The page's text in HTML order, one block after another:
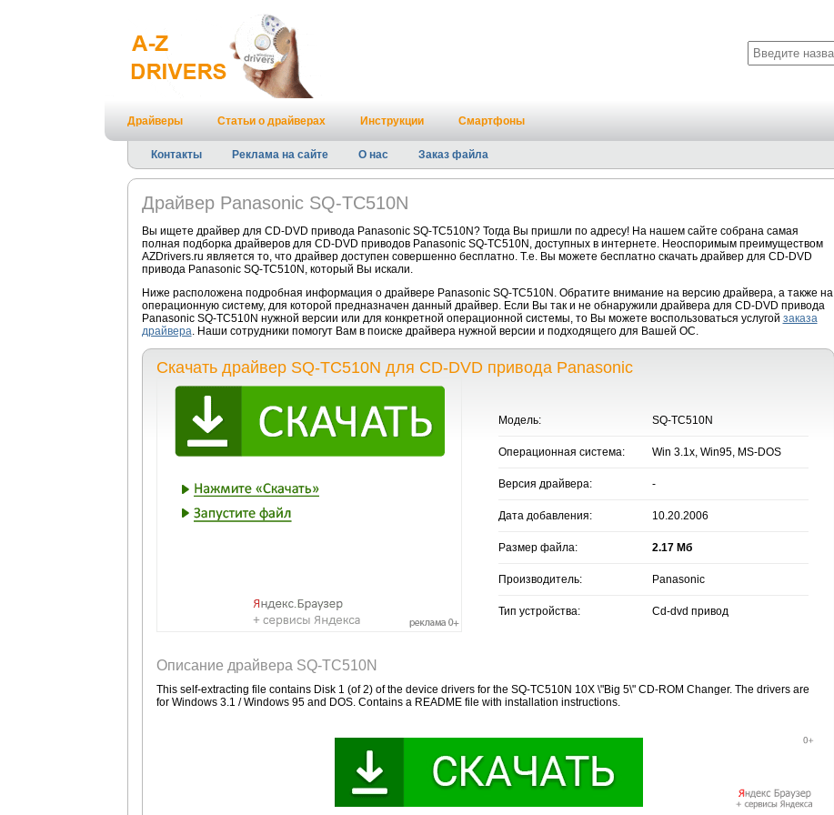
Драйверы Статьи о драйверах Инструкции Смартфоны
Контакты Реклама на сайте О нас Заказ файла
Драйвер Panasonic SQ-TC510N
Вы ищете драйвер для CD-DVD привода Panasonic SQ-TC510N? Тогда Вы пришли по адресу! На нашем сайте собрана самая
полная подборка драйверов для CD-DVD приводов Panasonic SQ-TC510N, доступных в интернете. Неоспоримым преимуществом
AZDrivers.ru является то, что драйвер доступен совершенно бесплатно. Т.е. Вы можете бесплатно скачать драйвер для CD-DVD
привода Panasonic SQ-TC510N, который Вы искали.
Ниже расположена подробная информация о драйвере Panasonic SQ-TC510N. Обратите внимание на версию драйвера, а также на
операционную систему, для которой предназначен данный драйвер. Если Вы так и не обнаружили драйвера для CD-DVD привода
Panasonic SQ-TC510N нужной версии или для конкретной операционной системы, то Вы можете воспользоваться услугой заказа
драйвера. Наши сотрудники помогут Вам в поиске драйвера нужной версии и подходящего для Вашей ОС.
Скачать драйвер SQ-TC510N для CD-DVD привода Panasonic
Модель: SQ-TC510N
Операционная система: Win 3.1x, Win95, MS-DOS
Версия драйвера: -
Дата добавления: 10.20.2006
Размер файла: 2.17 Мб
Производитель: Panasonic
Тип устройства: Cd-dvd привод
Описание драйвера SQ-TC510N
This self-extracting file contains Disk 1 (of 2) of the device drivers for the SQ-TC510N 10X \"Big 5\" CD-ROM Changer. The drivers are
for Windows 3.1 / Windows 95 and DOS. Contains a README file with installation instructions.